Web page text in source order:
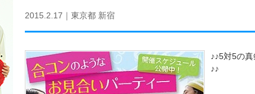
2015.2.17｜ 東京都 新宿
♪♪5対5の
♪♪